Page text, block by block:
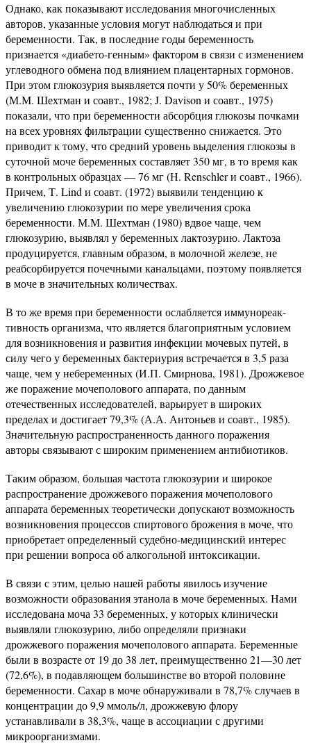
Однако, как показывают исследования многочисленных
авторов, указанные условия могут наблюдаться и при
беременности. Так, в последние годы беременность
признается «диабето-генным» фактором в связи с изменением
углеводного обмена под влиянием плацентарных гормонов.
При этом глюкозурия выявляется почти у 50% беременных
(М.М. Шехтман и соавт., 1982; J. Davison и соавт., 1975)
показали, что при беременности абсорбция глюкозы почками
на всех уровнях фильтрации существенно снижается. Это
приводит к тому, что средний уровень выделения глюкозы в
суточной моче беременных составляет 350 мг, в то время как
в контрольных образцах — 76 мг (Н. Renschler и соавт., 1966).
Причем, Т. Lind и соавт. (1972) выявили тенденцию к
увеличению глюкозурии по мере увеличения срока
беременности. М.М. Шехтман (1980) вдвое чаще, чем
глюкозурию, выявлял у беременных лактозурию. Лактоза
продуцируется, главным образом, в молочной железе, не
реабсорбируется почечными канальцами, поэтому появляется
в моче в значительных количествах.
В то же время при беременности ослабляется иммунореак-
тивность организма, что является благоприятным условием
для возникновения и развития инфекции мочевых путей, в
силу чего у беременных бактериурия встречается в 3,5 раза
чаще, чем у небеременных (И.П. Смирнова, 1981). Дрожжевое
же поражение мочеполового аппарата, по данным
отечественных исследователей, варьирует в широких
пределах и достигает 79,3% (А.А. Антоньев и соавт., 1985).
Значительную распространенность данного поражения
авторы связывают с широким применением антибиотиков.
Таким образом, большая частота глюкозурии и широкое
распространение дрожжевого поражения мочеполового
аппарата беременных теоретически допускают возможность
возникновения процессов спиртового брожения в моче, что
приобретает определенный судебно-медицинский интерес
при решении вопроса об алкогольной интоксикации.
В связи с этим, целью нашей работы явилось изучение
возможности образования этанола в моче беременных. Нами
исследована моча 33 беременных, у которых клинически
выявляли глюкозурию, либо определяли признаки
дрожжевого поражения мочеполового аппарата. Беременные
были в возрасте от 19 до 38 лет, преимущественно 21—30 лет
(72,6%), в подавляющем большинстве во второй половине
беременности. Сахар в моче обнаруживали в 78,7% случаев в
концентрации до 9,9 ммоль/л, дрожжевую флору
устанавливали в 38,3%, чаще в ассоциации с другими
микроорганизмами.